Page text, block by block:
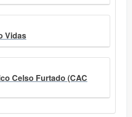
Vidas
Celso Furtado (CAC